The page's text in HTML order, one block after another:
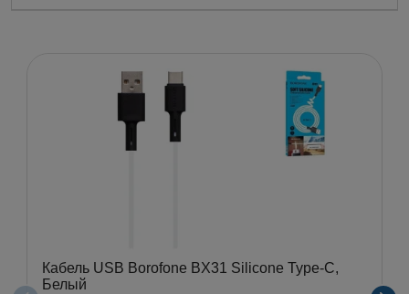
Кабель USB Borofone BX31 Silicone Type-C,
Белый